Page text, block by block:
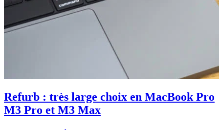
Refurb : très large choix en MacBook Pro
M3 Pro et M3 Max